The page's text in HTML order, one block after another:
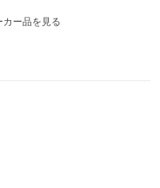
カー品を見る